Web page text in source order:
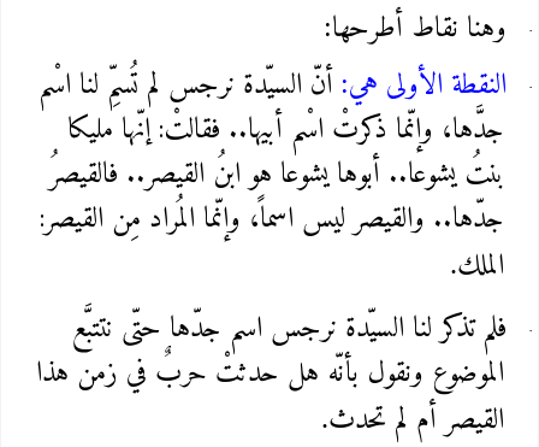
وهنا نقاط أطرحها:
النقطة الأولى هي: أنّ السيّدة نرجس لم تُسمِّ لنا اسْم
جدَّها، وإنّما ذكرتْ اسْم أبيها.. فقالتْ: إنّها مليكا
بنتُ يشوعا.. أبوها يشوعا هو ابنُ القيصر.. فالقيصرُ
جدّها.. والقيصر ليس اسماً، وإنّما المُراد مِن القيصر:
الملك.
فلم تذكر لنا السيّدة نرجس اسم جدّها حتّى نتتبَّع
الموضوع ونقول بأنّه هل حدثتْ حربٌ في زمن هذا
القيصر أم لم تحدث.